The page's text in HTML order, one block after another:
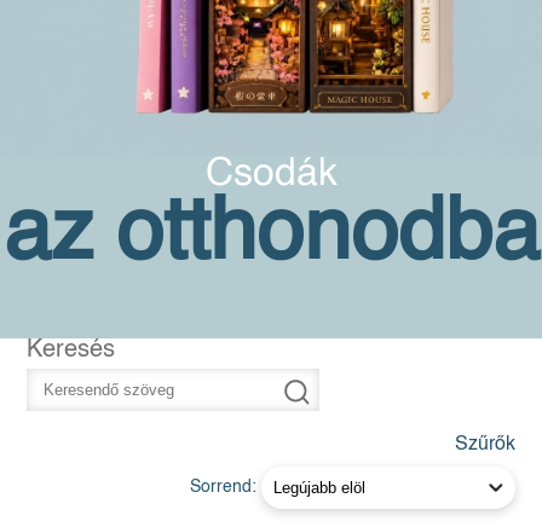
Csodák
az otthonodba
Keresés
Szűrők
Sorrend: